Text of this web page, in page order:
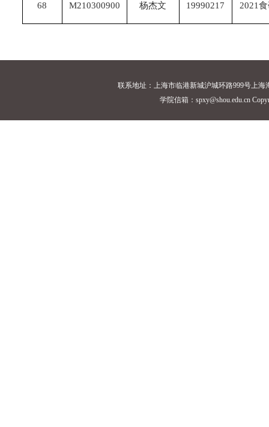
68 M210300900 杨杰文 19990217 2021
联系地址：上海市临港新城沪城环路999号上
学院信箱：spxy@shou.edu.cn